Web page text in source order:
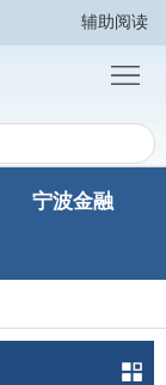
辅助阅读
宁波金融